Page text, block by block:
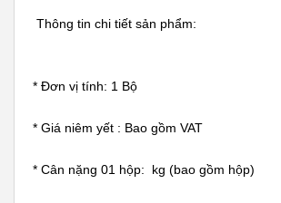
Thông tin chi tiết sản phẩm:
* Đơn vị tính: 1 Bộ
* Giá niêm yết : Bao gồm VAT
* Cân nặng 01 hộp: kg (bao gồm hộp)